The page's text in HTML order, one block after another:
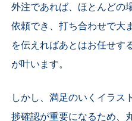
外注であれば、ほとんどの
依頼でき、打ち合わせで大
を伝えればあとはお任せす
が叶います。
しかし、満足のいくイラス
捗確認が重要になるため、